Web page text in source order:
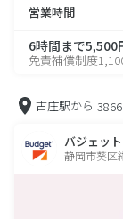
営業時間
6時間まで5,500
免責補償制度
古庄駅から
バジェッ
静岡市葵区